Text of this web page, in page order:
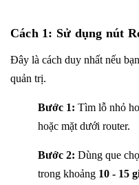
Cách 1: Sử dụng nút
Đây là cách duy nhất nếu
quản trị.
Bước 1: Tìm lỗ nhỏ
hoặc mặt dưới router.
Bước 2: Dùng que
trong khoảng 10 - 15